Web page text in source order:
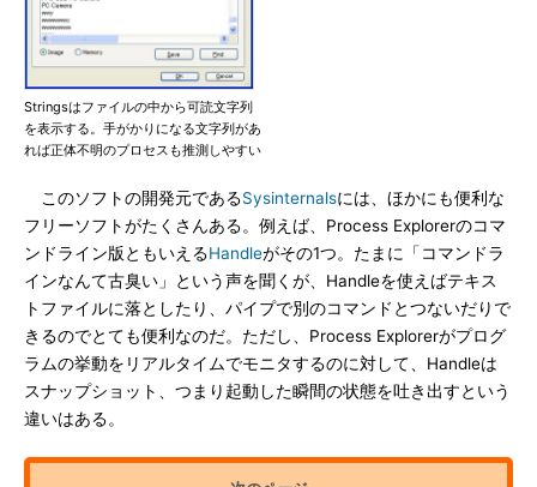
Stringsはファイルの中から可読文字列
を表示する。手がかりになる文字列があ
れば正体不明のプロセスも推測しやすい
このソフトの開発元であるSysinternalsには、ほかにも便利な
フリーソフトがたくさんある。例えば、Process Explorerのコマ
ンドライン版ともいえるHandleがその1つ。たまに「コマンドラ
インなんて古臭い」という声を聞くが、Handleを使えばテキス
トファイルに落としたり、パイプで別のコマンドとつないだりで
きるのでとても便利なのだ。ただし、Process Explorerがプログ
ラムの挙動をリアルタイムでモニタするのに対して、Handleは
スナップショット、つまり起動した瞬間の状態を吐き出すという
違いはある。